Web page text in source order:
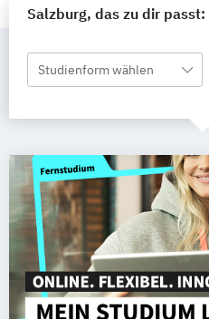
Salzburg, das zu dir passt:
Studienform wählen